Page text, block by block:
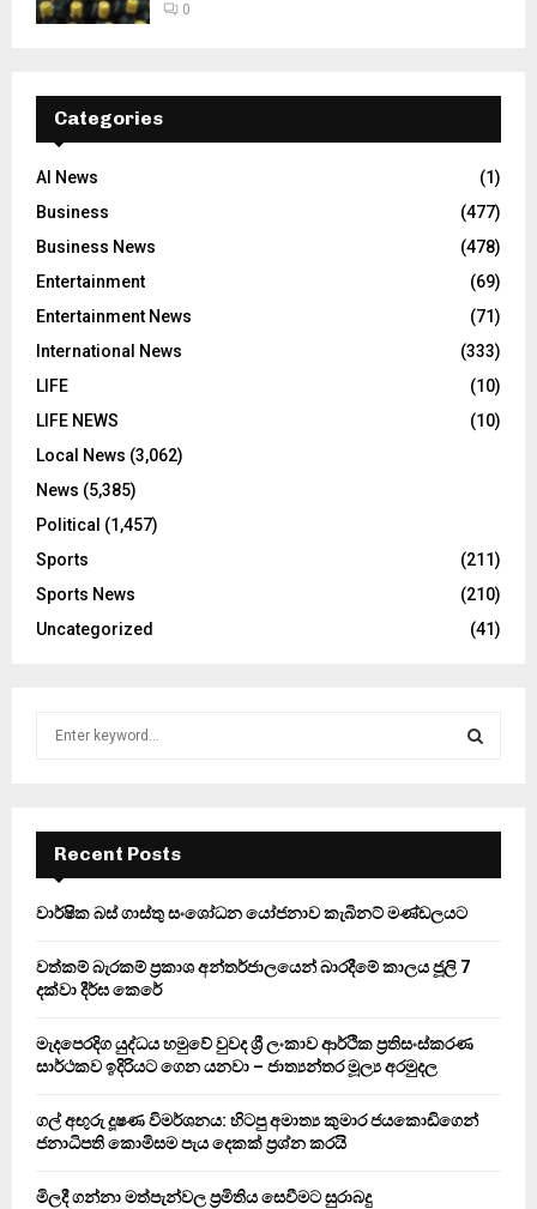
0
Categories
AI News
(1)
Business
(477)
Business News
(478)
Entertainment
(69)
Entertainment News
(71)
International News
(333)
LIFE
(10)
LIFE NEWS
(10)
Local News (3,062)
News (5,385)
Political (1,457)
Sports
(211)
Sports News
(210)
Uncategorized
(41)
f
r
E
A
Recent Posts
වාර්ෂික බස් ගාස්තු සංශෝධන යෝජනාව කැබිනට් මණ්ඩලයට
වත්කම් බැරකම් ප්‍රකාශ අන්තර්ජාලයෙන් බාරදීමේ කාලය ජූලි 7
දක්වා දීර්ඝ කෙරේ
මැදපෙරදිග යුද්ධය හමුවේ වුවද ශ්‍රී ලංකාව ආර්ථික ප්‍රතිසංස්කරණ
සාර්ථකව ඉදිරියට ගෙන යනවා – ජාත්‍යන්තර මූල්‍ය අරමුදල
ගල් අඟුරු දූෂණ විමර්ශනය: හිටපු අමාත්‍ය කුමාර ජයකොඩිගෙන්
ජනාධිපති කොමිසම පැය දෙකක් ප්‍රශ්න කරයි
මිලදී ගන්නා මත්පැන්වල ප්‍රමිතිය සෙවීමට සුරාබදු